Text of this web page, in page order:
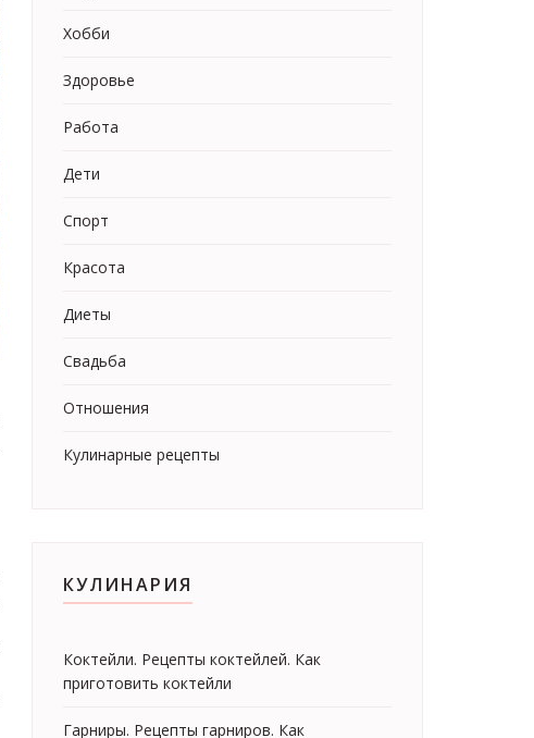
Хобби
Здоровье
Работа
Дети
Спорт
Красота
Диеты
Свадьба
Отношения
Кулинарные рецепты
КУЛИНАРИЯ
Коктейли. Рецепты коктейлей. Как
приготовить коктейли
Гарниры. Рецепты гарниров. Как